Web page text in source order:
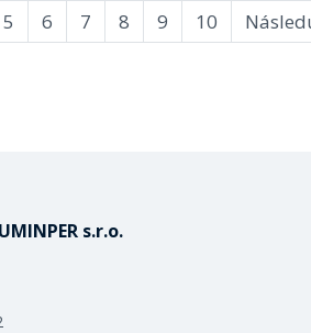
5 6 7 8 9 10
s.r.o.